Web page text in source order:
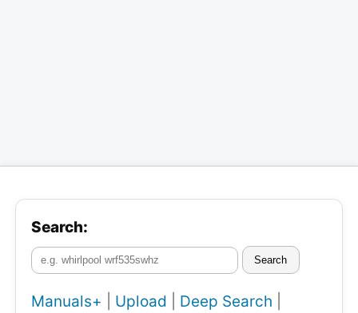
Search:
Search
Manuals+ Upload Deep Search